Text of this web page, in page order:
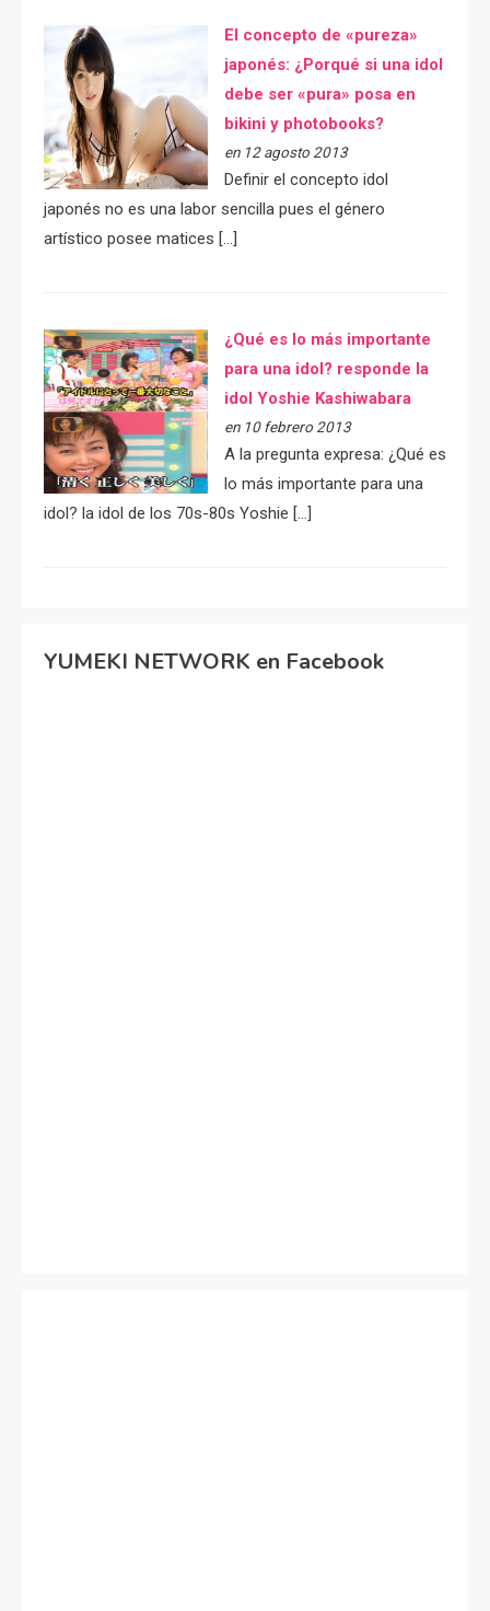
El concepto de «pureza»
japonés: ¿Porqué si una idol
debe ser «pura» posa en
bikini y photobooks?
en 12 agosto 2013
Definir el concepto idol
japonés no es una labor sencilla pues el género
artístico posee matices […]
¿Qué es lo más importante
para una idol? responde la
idol Yoshie Kashiwabara
en 10 febrero 2013
A la pregunta expresa: ¿Qué es
lo más importante para una
idol? la idol de los 70s-80s Yoshie […]
YUMEKI NETWORK en Facebook